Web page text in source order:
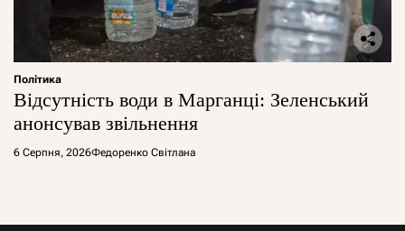
Політика
Відсутність води в Марганці: Зеленський
анонсував звільнення
6 Серпня, 2026Федоренко Світлана